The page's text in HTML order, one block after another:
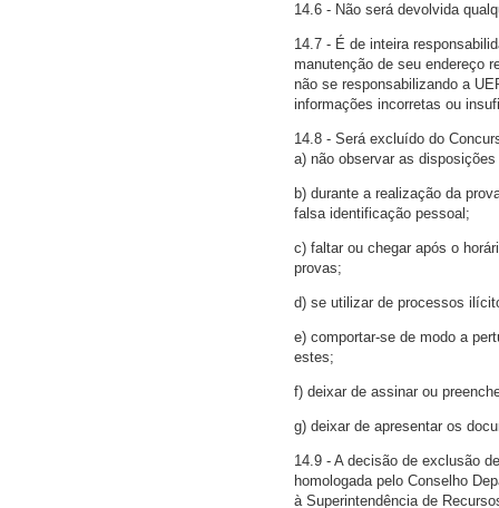
14.6 - Não será devolvida
14.7 - É de inteira
manutenção de seu endereço
não se responsabilizando a
informações incorretas ou
14.8 - Será excluído do
a) não observar as
b) durante a realização da
falsa identificação pessoal;
c) faltar ou chegar após o
provas;
d) se utilizar de processos
e) comportar-se de modo a
estes;
f) deixar de assinar ou
g) deixar de apresentar os
14.9 - A decisão de exclusão
homologada pelo Conselho
à Superintendência de